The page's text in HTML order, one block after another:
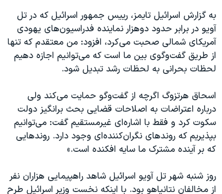
اعتراضات مردمی آبان ۹۸
اسرائیل در جنگ
نرگس محمدی برنده جایزه نوبل صلح
همایش محافظه‌کاران آمریکا «سی‌پک»
سفر پرزیدنت ترامپ به چین
به گزارش اسرائیل تایمز، رییس جمهور اسرائیل که در تل
آویو در برابر حدود دوهزار‌ نماینده فدراسیون‌های یهودی
آمریکای شمالی صحبت می‌کرد، افزود: من معتقدم که تنها
از طریق گفت‌وگوی بین ما است که می‌توانیم اجازه دهیم
لحظات بحرانی به لحظات رشد تبدیل شود.
اسحاق هرتزوگ اگر‌چه از گفت‌وگو حمایت می‌کند ولی
درباره اعتراضات به اصلاحات قضایی بحث برانگیز دولت
سکوت کرد و فقط با اشاره‌ای غیرمستقیم گفت: می‌توانیم
بپذیریم که روندهای نگران‌کننده‌ای وجود دارد. روندهایی
که بر آینده مشترک ما سایه افکنده است.»
روز شنبه شهر تل آویو اسرائیل شاهد راهپیمایی هزاران نفر
از مخالفان نتانیاهو بود. با اینکه نخست وزیر اسرائیل طرح